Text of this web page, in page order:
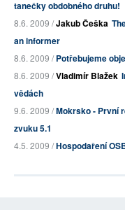
tanečky obdobného druhu!
8.6. 2009 /Jakub Češka
an informer
8.6. 2009 /Potřebujeme
8.6. 2009 /Vladimír Blažek
vědách
9.6. 2009 /Mokrsko - První
zvuku 5.1
4.5. 2009 /Hospodaření